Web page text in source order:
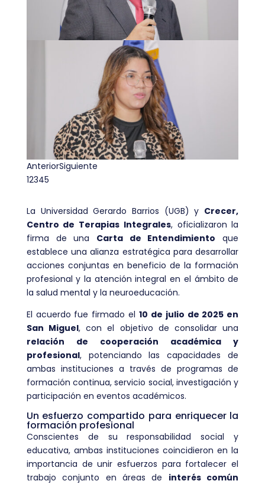
AnteriorSiguiente
12345
La Universidad Gerardo Barrios (UGB) y Crecer,
Centro de Terapias Integrales, oficializaron la
firma de una Carta de Entendimiento que
establece una alianza estratégica para desarrollar
acciones conjuntas en beneficio de la formación
profesional y la atención integral en el ámbito de
la salud mental y la neuroeducación.
El acuerdo fue firmado el 10 de julio de 2025 en
San Miguel, con el objetivo de consolidar una
relación de cooperación académica y
profesional, potenciando las capacidades de
ambas instituciones a través de programas de
formación continua, servicio social, investigación y
participación en eventos académicos.
Un esfuerzo compartido para enriquecer la
formación profesional
Conscientes de su responsabilidad social y
educativa, ambas instituciones coincidieron en la
importancia de unir esfuerzos para fortalecer el
trabajo conjunto en áreas de interés común